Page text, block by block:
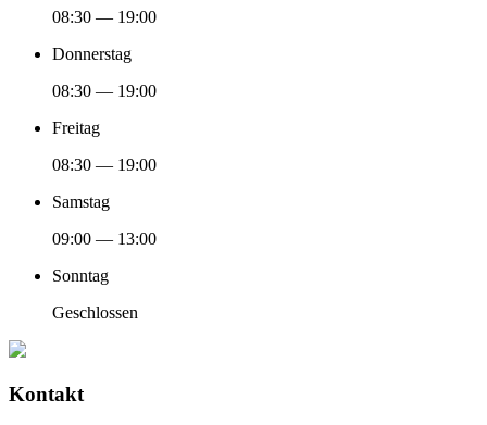
08:30 — 19:00
Donnerstag
08:30 — 19:00
Freitag
08:30 — 19:00
Samstag
09:00 — 13:00
Sonntag
Geschlossen
Kontakt